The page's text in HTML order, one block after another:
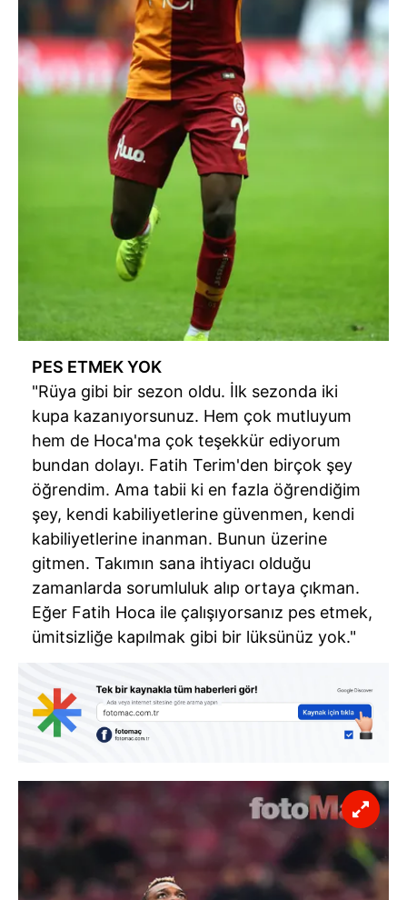
PES ETMEK YOK
"Rüya gibi bir sezon oldu. İlk sezonda iki
kupa kazanıyorsunuz. Hem çok mutluyum
hem de Hoca'ma çok teşekkür ediyorum
bundan dolayı. Fatih Terim'den birçok şey
öğrendim. Ama tabii ki en fazla öğrendiğim
şey, kendi kabiliyetlerine güvenmen, kendi
kabiliyetlerine inanman. Bunun üzerine
gitmen. Takımın sana ihtiyacı olduğu
zamanlarda sorumluluk alıp ortaya çıkman.
Eğer Fatih Hoca ile çalışıyorsanız pes etmek,
ümitsizliğe kapılmak gibi bir lüksünüz yok."